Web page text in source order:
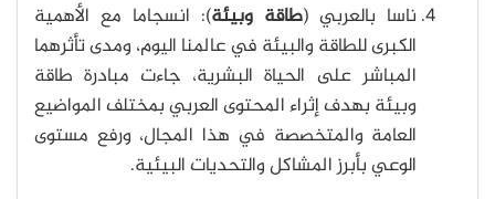
ناسا بالعربي (طاقة وبيئة): انسجاما مع الأهمية
الكبرى للطاقة والبيئة في عالمنا اليوم، ومدى تأثرهما
المباشر على الحياة البشرية، جاءت مبادرة طاقة
وبيئة بهدف إثراء المحتوى العربي بمختلف المواضيع
العامة والمتخصصة في هذا المجال، ورفع مستوى
الوعي بأبرز المشاكل والتحديات البيئية.